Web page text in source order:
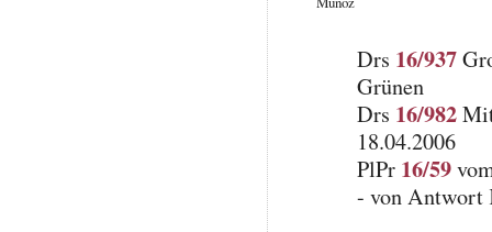
Drs 16/937
Grünen
Drs 16/982
18.04.2006
PlPr 16/59
- von Antwort